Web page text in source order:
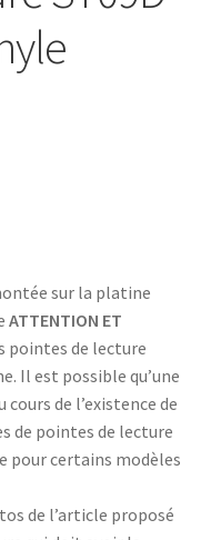
sur la platine
ATTENTION ET
pointes de lecture
Il est possible qu’une
de l’existence de
de pointes de lecture
pour certains modèles
de l’article proposé